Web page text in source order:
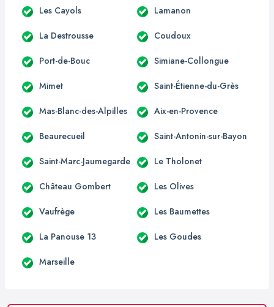
Les Cayols Lamanon
La Destrousse Coudoux
Port-de-Bouc Simiane-Collongue
Mimet Saint-Étienne-du-Grès
Mas-Blanc-des-Alpilles Aix-en-Provence
Beaurecueil Saint-Antonin-sur-Bayon
Saint-Marc-Jaumegarde Le Tholonet
Château Gombert Les Olives
Vaufrège Les Baumettes
La Panouse 13 Les Goudes
Marseille